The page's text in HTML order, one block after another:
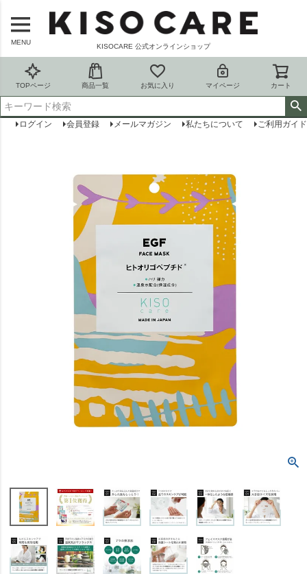
MENU
KISOCARE 公式オンラインショップ
TOPページ 商品一覧 お気に入り マイページ カート
ログイン 会員登録 メールマガジン 私たちについて ご利用ガイド